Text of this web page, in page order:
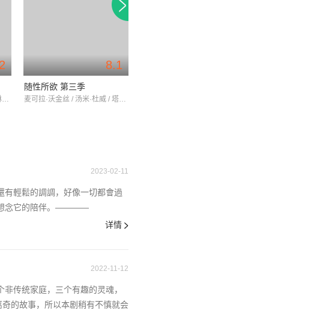
史蒂夫·马丁 / 马丁·肖特 / 赛琳娜·戈麦斯
8.1
随性所欲 第三季
麦可拉·沃金丝 / 汤米·杜威 / 塔拉·林内·巴尔
2023-02-11
有輕鬆的調調，好像一切都會過
想念它的陪伴。————
详情
2022-11-12
传统家庭，三个有趣的灵魂，
的故事，所以本剧稍有不慎就会